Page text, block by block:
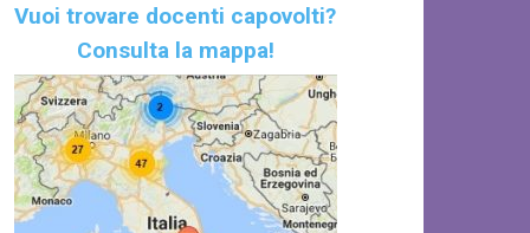
Vuoi trovare docenti capovolti?
Consulta la mappa!